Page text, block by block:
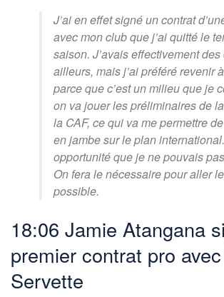
J’ai en effet signé un contrat
avec mon club que j’ai quitté le
saison. J’avais effectivement
ailleurs, mais j’ai préféré revenir
parce que c’est un milieu que je
on va jouer les préliminaires de
la CAF, ce qui va me permettre
en jambe sur le plan
opportunité que je ne pouvais
On fera le nécessaire pour aller
possible.
18:06 Jamie Atangana
premier contrat pro
Servette